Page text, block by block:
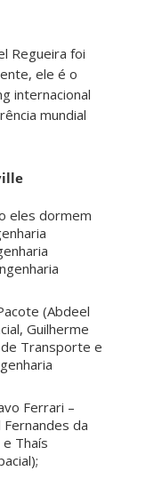
Regueira foi
ele é o
internacional
mundial
eles dormem
(Abdeel
Guilherme
de Transporte e
Ferrari –
Fernandes da
e Thaís